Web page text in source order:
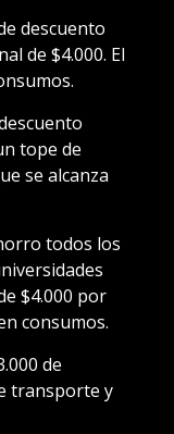
descuento
de $4.000. El
tope de
se alcanza
todos los
$4.000 por
consumos.
de
transporte y